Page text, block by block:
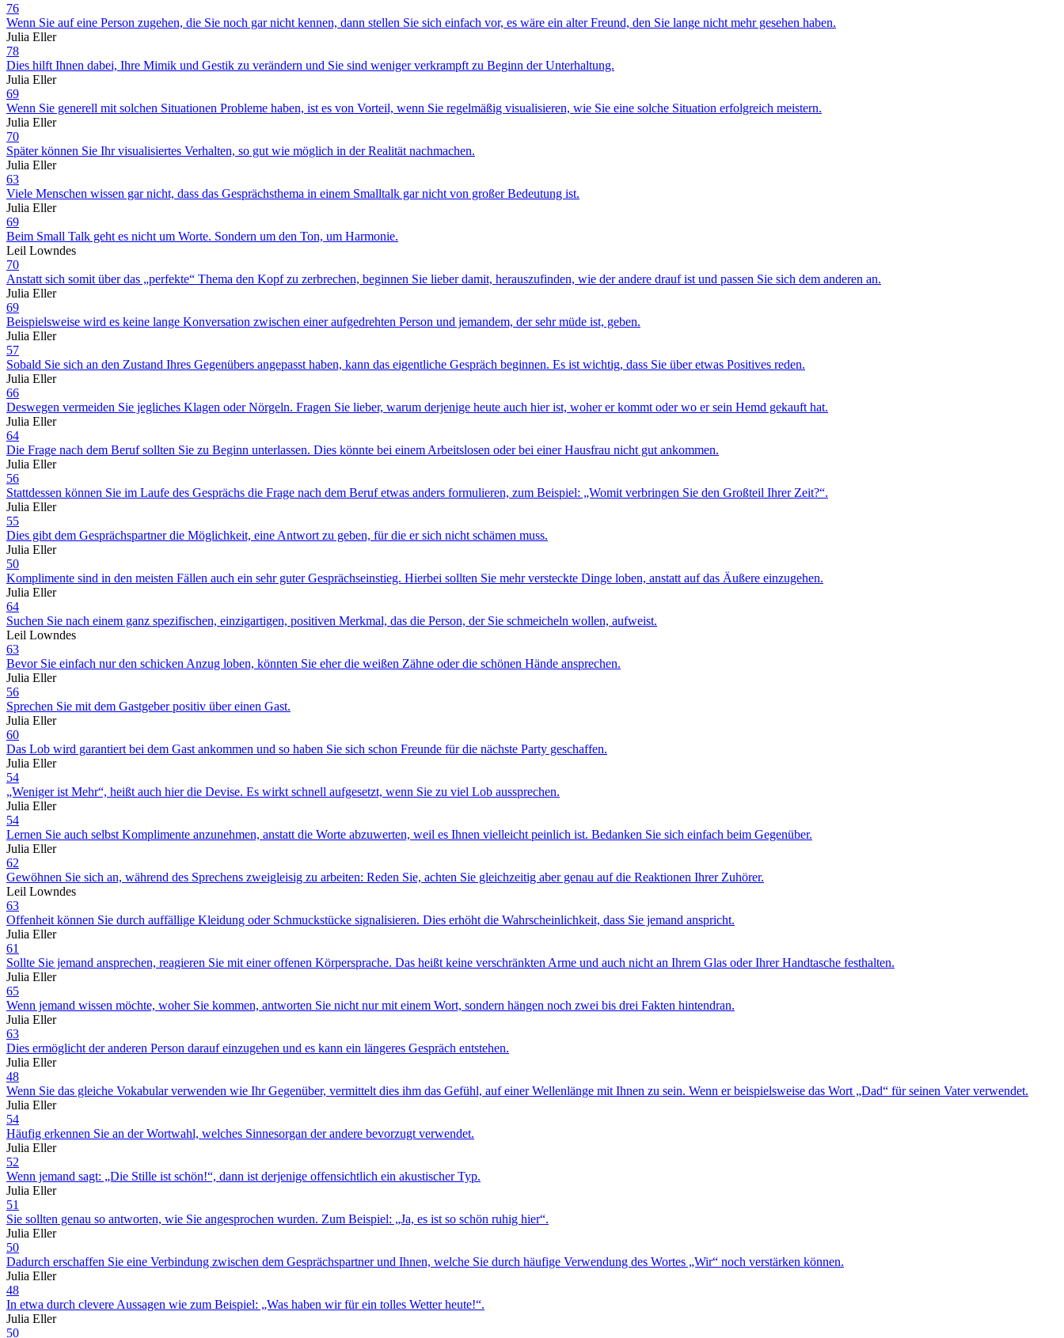
76
Wenn Sie auf eine Person zugehen, die Sie noch gar nicht kennen, dann stellen Sie sich einfach vor, es wäre ein alter Freund, den Sie lange nicht mehr gesehen haben.
Julia Eller
78
Dies hilft Ihnen dabei, Ihre Mimik und Gestik zu verändern und Sie sind weniger verkrampft zu Beginn der Unterhaltung.
Julia Eller
69
Wenn Sie generell mit solchen Situationen Probleme haben, ist es von Vorteil, wenn Sie regelmäßig visualisieren, wie Sie eine solche Situation erfolgreich meistern.
Julia Eller
70
Später können Sie Ihr visualisiertes Verhalten, so gut wie möglich in der Realität nachmachen.
Julia Eller
63
Viele Menschen wissen gar nicht, dass das Gesprächsthema in einem Smalltalk gar nicht von großer Bedeutung ist.
Julia Eller
69
Beim Small Talk geht es nicht um Worte. Sondern um den Ton, um Harmonie.
Leil Lowndes
70
Anstatt sich somit über das „perfekte“ Thema den Kopf zu zerbrechen, beginnen Sie lieber damit, herauszufinden, wie der andere drauf ist und passen Sie sich dem anderen an.
Julia Eller
69
Beispielsweise wird es keine lange Konversation zwischen einer aufgedrehten Person und jemandem, der sehr müde ist, geben.
Julia Eller
57
Sobald Sie sich an den Zustand Ihres Gegenübers angepasst haben, kann das eigentliche Gespräch beginnen. Es ist wichtig, dass Sie über etwas Positives reden.
Julia Eller
66
Deswegen vermeiden Sie jegliches Klagen oder Nörgeln. Fragen Sie lieber, warum derjenige heute auch hier ist, woher er kommt oder wo er sein Hemd gekauft hat.
Julia Eller
64
Die Frage nach dem Beruf sollten Sie zu Beginn unterlassen. Dies könnte bei einem Arbeitslosen oder bei einer Hausfrau nicht gut ankommen.
Julia Eller
56
Stattdessen können Sie im Laufe des Gesprächs die Frage nach dem Beruf etwas anders formulieren, zum Beispiel: „Womit verbringen Sie den Großteil Ihrer Zeit?“.
Julia Eller
55
Dies gibt dem Gesprächspartner die Möglichkeit, eine Antwort zu geben, für die er sich nicht schämen muss.
Julia Eller
50
Komplimente sind in den meisten Fällen auch ein sehr guter Gesprächseinstieg. Hierbei sollten Sie mehr versteckte Dinge loben, anstatt auf das Äußere einzugehen.
Julia Eller
64
Suchen Sie nach einem ganz spezifischen, einzigartigen, positiven Merkmal, das die Person, der Sie schmeicheln wollen, aufweist.
Leil Lowndes
63
Bevor Sie einfach nur den schicken Anzug loben, könnten Sie eher die weißen Zähne oder die schönen Hände ansprechen.
Julia Eller
56
Sprechen Sie mit dem Gastgeber positiv über einen Gast.
Julia Eller
60
Das Lob wird garantiert bei dem Gast ankommen und so haben Sie sich schon Freunde für die nächste Party geschaffen.
Julia Eller
54
„Weniger ist Mehr“, heißt auch hier die Devise. Es wirkt schnell aufgesetzt, wenn Sie zu viel Lob aussprechen.
Julia Eller
54
Lernen Sie auch selbst Komplimente anzunehmen, anstatt die Worte abzuwerten, weil es Ihnen vielleicht peinlich ist. Bedanken Sie sich einfach beim Gegenüber.
Julia Eller
62
Gewöhnen Sie sich an, während des Sprechens zweigleisig zu arbeiten: Reden Sie, achten Sie gleichzeitig aber genau auf die Reaktionen Ihrer Zuhörer.
Leil Lowndes
63
Offenheit können Sie durch auffällige Kleidung oder Schmuckstücke signalisieren. Dies erhöht die Wahrscheinlichkeit, dass Sie jemand anspricht.
Julia Eller
61
Sollte Sie jemand ansprechen, reagieren Sie mit einer offenen Körpersprache. Das heißt keine verschränkten Arme und auch nicht an Ihrem Glas oder Ihrer Handtasche festhalten.
Julia Eller
65
Wenn jemand wissen möchte, woher Sie kommen, antworten Sie nicht nur mit einem Wort, sondern hängen noch zwei bis drei Fakten hintendran.
Julia Eller
63
Dies ermöglicht der anderen Person darauf einzugehen und es kann ein längeres Gespräch entstehen.
Julia Eller
48
Wenn Sie das gleiche Vokabular verwenden wie Ihr Gegenüber, vermittelt dies ihm das Gefühl, auf einer Wellenlänge mit Ihnen zu sein. Wenn er beispielsweise das Wort „Dad“ für seinen Vater verwendet.
Julia Eller
54
Häufig erkennen Sie an der Wortwahl, welches Sinnesorgan der andere bevorzugt verwendet.
Julia Eller
52
Wenn jemand sagt: „Die Stille ist schön!“, dann ist derjenige offensichtlich ein akustischer Typ.
Julia Eller
51
Sie sollten genau so antworten, wie Sie angesprochen wurden. Zum Beispiel: „Ja, es ist so schön ruhig hier“.
Julia Eller
50
Dadurch erschaffen Sie eine Verbindung zwischen dem Gesprächspartner und Ihnen, welche Sie durch häufige Verwendung des Wortes „Wir“ noch verstärken können.
Julia Eller
48
In etwa durch clevere Aussagen wie zum Beispiel: „Was haben wir für ein tolles Wetter heute!“.
Julia Eller
50